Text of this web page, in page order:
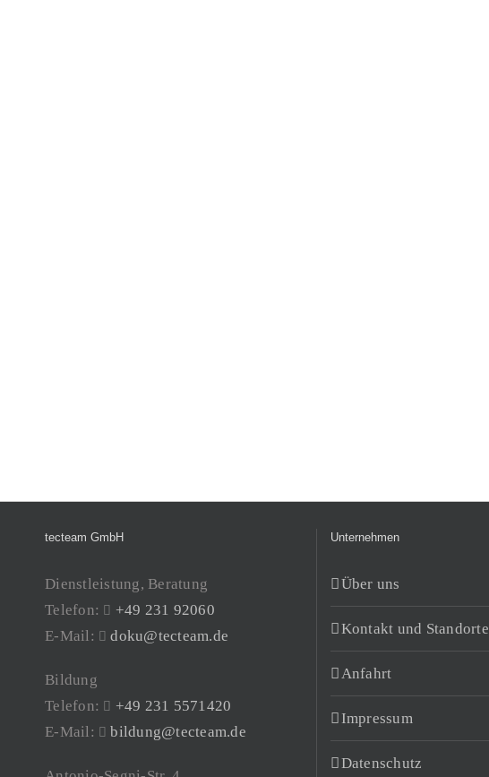
tecteam GmbH
Dienstleistung, Beratung
Telefon:
+49 231 92060
E-Mail:
doku@tecteam.de
Bildung
Telefon:
+49 231 5571420
E-Mail:
bildung@tecteam.de
Unternehmen
Über uns
Kontakt und Standorte
Anfahrt
Impressum
Datenschutz